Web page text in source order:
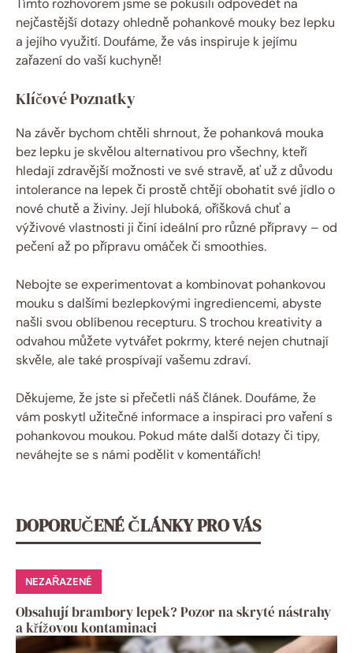
Tímto rozhovorem jsme se pokusili odpovědět na
nejčastější dotazy ohledně pohankové mouky bez lepku
a jejího využití. ​Doufáme, že vás ⁣inspiruje k jejímu
zařazení do vaší kuchyně!
Klíčové Poznatky
Na závěr bychom chtěli shrnout, že pohanková mouka
bez ​lepku je‌ skvělou alternativou⁣ pro všechny, ⁢kteří⁣
hledají zdravější možnosti ve‌ své stravě, ať už z ⁣důvodu
intolerance na lepek či prostě​ chtějí obohatit​ své jídlo o
⁣nové chutě a živiny. Její hluboká,​ oříšková chuť a
výživové vlastnosti ji činí ideální pro různé přípravy – od
‍pečení ​až po přípravu omáček či smoothies.
Nebojte se ⁢experimentovat a kombinovat‍ pohankovou
mouku s dalšími bezlepkovými ⁣ingrediencemi, abyste
našli svou oblíbenou recepturu. S trochou kreativity a
odvahou můžete vytvářet pokrmy, ⁢které nejen ⁢chutnají
skvěle, ale také prospívají vašemu zdraví.
Děkujeme, že jste‌ si přečetli náš článek.⁤ Doufáme, že
vám poskytl ‌užitečné informace a inspiraci pro vaření s
pohankovou moukou. Pokud máte další dotazy či tipy, ​
neváhejte se s námi podělit v komentářích!
DOPORUČENÉ ČLÁNKY PRO VÁS
NEZAŘAZENÉ
Obsahují brambory lepek? Pozor na skryté nástrahy
a křížovou kontaminaci